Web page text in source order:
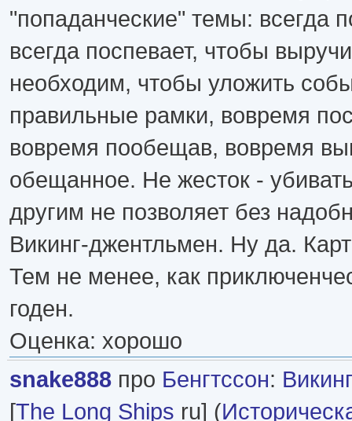
"попаданческие" темы: всегда
всегда поспевает, чтобы
необходим, чтобы уложить
правильные рамки, вовремя
вовремя пообещав, вовремя
обещанное. Не жесток -
другим не позволяет без
Викинг-джентльмен. Ну да.
Тем не менее, как
годен.
Оценка: хорошо
snake888 про Бенгтссон:
[The Long Ships ru] (